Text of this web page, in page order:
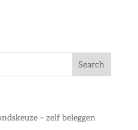
– zelf beleggen